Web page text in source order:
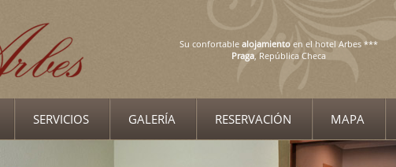
Su confortable alojamiento en el hotel Arbes ***
Praga, República Checa
SERVICIOS GALERÍA RESERVACIÓN MAPA